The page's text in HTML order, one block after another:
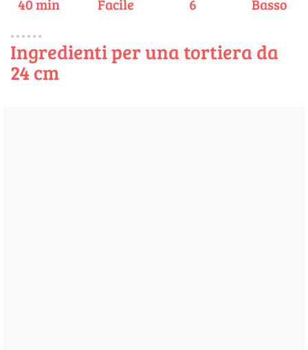
40 min Facile 6 Basso
Ingredienti per una tortiera da
24 cm